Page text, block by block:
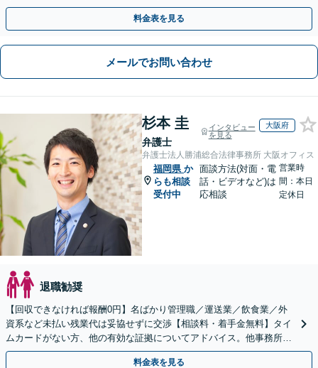
い。損害賠償請求したい」など労働問題はお任せを。
料金表を見る
メールでお問い合わせ
杉本 圭
弁護士
インタビュー
を見る
大阪府
弁護士法人勝浦総合法律事務所 大阪オフィス
福岡県 か
らも相談
受付中
面談方法(対面・電
話・ビデオなど)は
応相談
営業時
間：本日
定休日
退職勧奨
【回収できなければ報酬0円】名ばかり管理職／運送業／飲食業／外
資系など未払い残業代は妥協せずに交渉【相談料・着手金無料】タイ
ムカードがない方、他の有効な証拠についてアドバイス。他事務所で
断られた方もご相談ください。あなたの権利を守ります！
料金表を見る